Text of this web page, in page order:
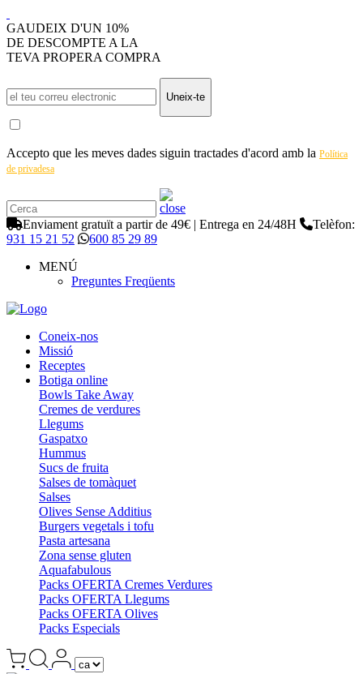
GAUDEIX D'UN 10%
DE DESCOMPTE A LA
TEVA PROPERA COMPRA
Uneix-te
Accepto que les meves dades siguin tractades d'acord amb la Política
de privadesa
Enviament gratuït a partir de 49€ | Entrega en 24/48H
Telèfon:
931 15 21 52
600 85 29 89
MENÚ
Preguntes Freqüents
Coneix-nos
Missió
Receptes
Botiga online
Bowls Take Away
Cremes de verdures
Llegums
Gaspatxo
Hummus
Sucs de fruita
Salses de tomàquet
Salses
Olives Sense Additius
Burgers vegetals i tofu
Pasta artesana
Zona sense gluten
Aquafabulous
Packs OFERTA Cremes Verdures
Packs OFERTA Llegums
Packs OFERTA Olives
Packs Especials